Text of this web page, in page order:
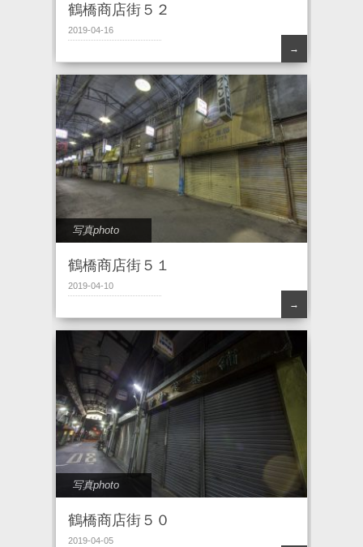
鶴橋商店街５２
2019-04-16
→
写真photo
鶴橋商店街５１
2019-04-10
→
写真photo
鶴橋商店街５０
2019-04-05